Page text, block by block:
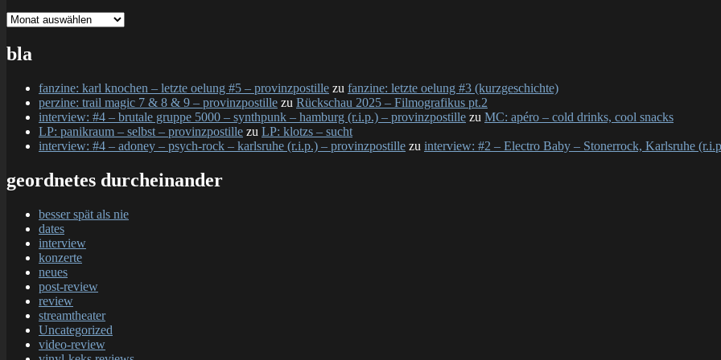
gesamtschau
bla
fanzine: karl knochen – letzte oelung #5 – provinzpostille zu fanzine: letzte oelung #3 (kurzgeschichte)
perzine: trail magic 7 & 8 & 9 – provinzpostille zu Rückschau 2025 – Filmografikus pt.2
interview: #4 – brutale gruppe 5000 – synthpunk – hamburg (r.i.p.) – provinzpostille zu MC: apéro – cold drinks, cool snacks
LP: panikraum – selbst – provinzpostille zu LP: klotzs – sucht
interview: #4 – adoney – psych-rock – karlsruhe (r.i.p.) – provinzpostille zu interview: #2 – Electro Baby – Stonerrock, Karlsruhe
geordnetes durcheinander
besser spät als nie
dates
interview
konzerte
neues
post-review
review
streamtheater
Uncategorized
video-review